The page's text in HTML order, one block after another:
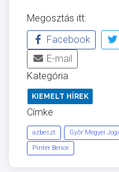
Megosztás itt:
Facebook
E-mail
Kategória
KIEMELT HÍREK
Címke
azbeszt
Győr Megyei
Pintér Bence